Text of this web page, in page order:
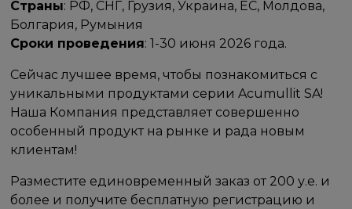
Страны: РФ, СНГ, Грузия, Украина, ЕС, Молдова,
Болгария, Румыния
Сроки проведения: 1-30 июня 2026 года.
Сейчас лучшее время, чтобы познакомиться с
уникальными продуктами серии Acumullit SA!
Наша Компания представляет совершенно
особенный продукт на рынке и рада новым
клиентам!
Разместите единовременный заказ от 200 у.е. и
более и получите бесплатную регистрацию и